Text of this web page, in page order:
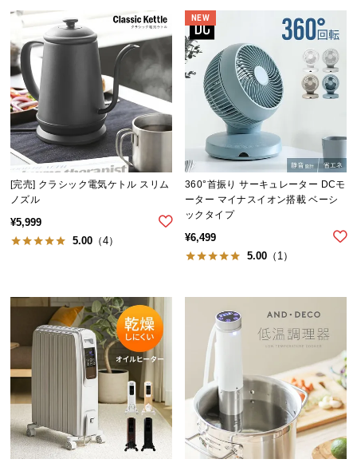
て
小
型
商
品
の
配
送
に
つ
い
て
梱
置
ビ
に
つ
[完売] クラシック電気ケトル スリム
ノズル
¥5,999
5.00 （4）
360°首振り サーキュレーター DCモ
ーター マイナスイオン搭載 ベーシ
ックタイプ
¥6,499
5.00 （1）
NEW